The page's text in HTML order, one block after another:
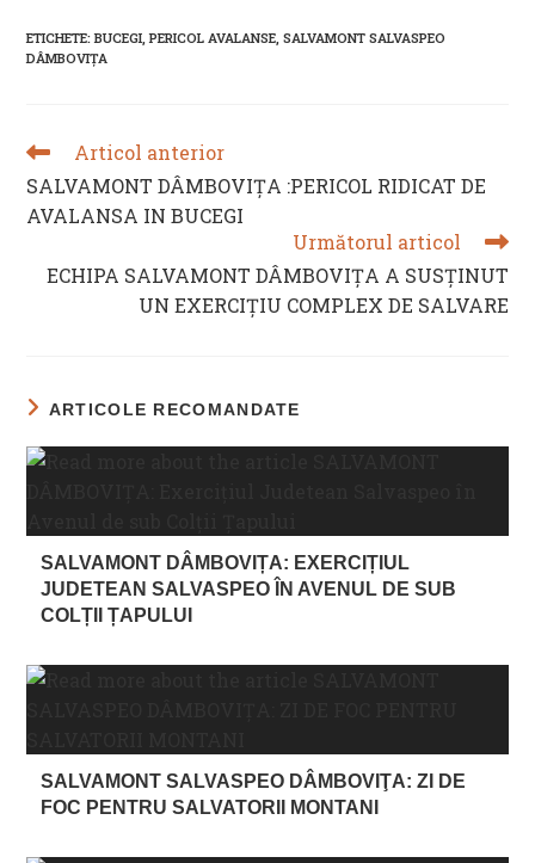
windowwindowwindowwindow
ETICHETE:BUCEGI PERICOL AVALANSE SALVAMONT SALVASPEO
DÂMBOVIȚA
READ
ARTICLES
Articol anterior
SALVAMONT DÂMBOVIŢA :PERICOL RIDICAT DE
AVALANSA IN BUCEGI
Următorul articol
ECHIPA SALVAMONT DÂMBOVIȚA A SUSȚINUT
UN EXERCIȚIU COMPLEX DE SALVARE
ARTICOLE RECOMANDATE
SALVAMONT DÂMBOVIȚA: EXERCIȚIUL
JUDETEAN SALVASPEO ÎN AVENUL DE SUB
COLȚII ȚAPULUI
SALVAMONT SALVASPEO DÂMBOVIŢA: ZI DE
FOC PENTRU SALVATORII MONTANI